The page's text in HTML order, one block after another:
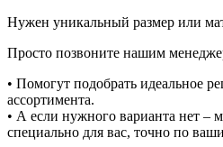
Нужен уникальный размер или
Просто позвоните нашим
• Помогут подобрать идеальное
ассортимента.
• А если нужного варианта нет –
специально для вас, точно по